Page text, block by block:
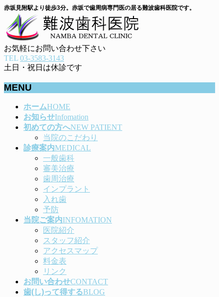
赤坂見附駅より徒歩3分。赤坂で歯周病専門医の居る難波歯科医院です。
お気軽にお問い合わせ下さい
TEL 03-3583-3143
土日・祝日は休診です
MENU
ホームHOME
お知らせInfomation
初めての方へNEW PATIENT
当院のこだわり
診療案内MEDICAL
一般歯科
審美治療
歯周治療
インプラント
入れ歯
予防
当院ご案内INFOMATION
医院紹介
スタッフ紹介
アクセスマップ
料金表
リンク
お問い合わせCONTACT
歯(し)って得するBLOG